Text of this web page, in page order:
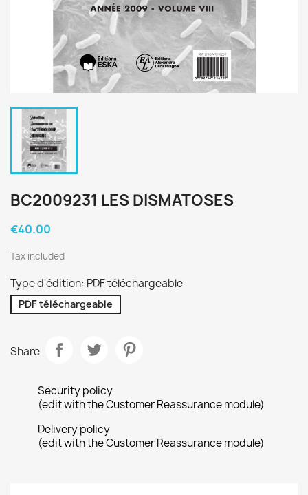
BC2009231 LES DISMATOSES
€40.00
Tax included
Type d'édition: PDF téléchargeable
PDF téléchargeable
Share
Security policy
(edit with the Customer Reassurance module)
Delivery policy
(edit with the Customer Reassurance module)